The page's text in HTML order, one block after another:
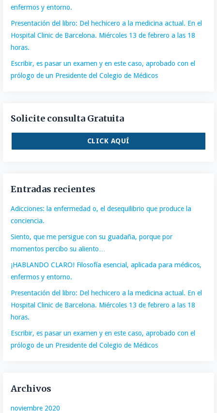
enfermos y entorno.
Presentación del libro: Del hechicero a la medicina actual. En el
Hospital Clinic de Barcelona. Miércoles 13 de febrero a las 18
horas.
Escribir, es pasar un examen y en este caso, aprobado con el
prólogo de un Presidente del Colegio de Médicos
Solicite consulta Gratuita
CLICK AQUÍ
Entradas recientes
Adicciones: la enfermedad o, el desequilibrio que produce la
conciencia.
Siento, que me persigue con su guadaña, porque por
momentos percibo su aliento…
¡HABLANDO CLARO! Filosofía esencial, aplicada para médicos,
enfermos y entorno.
Presentación del libro: Del hechicero a la medicina actual. En el
Hospital Clinic de Barcelona. Miércoles 13 de febrero a las 18
horas.
Escribir, es pasar un examen y en este caso, aprobado con el
prólogo de un Presidente del Colegio de Médicos
Archivos
noviembre 2020